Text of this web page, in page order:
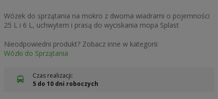
Wózek do sprzątania na mokro z dwoma wiadrami o pojemności
25 L i 6 L, uchwytem i prasą do wyciskania mopa Splast
Nieodpowiedni produkt? Zobacz inne w kategorii:
Wózki do Sprzątania
Czas realizacji:
5 do 10 dni roboczych